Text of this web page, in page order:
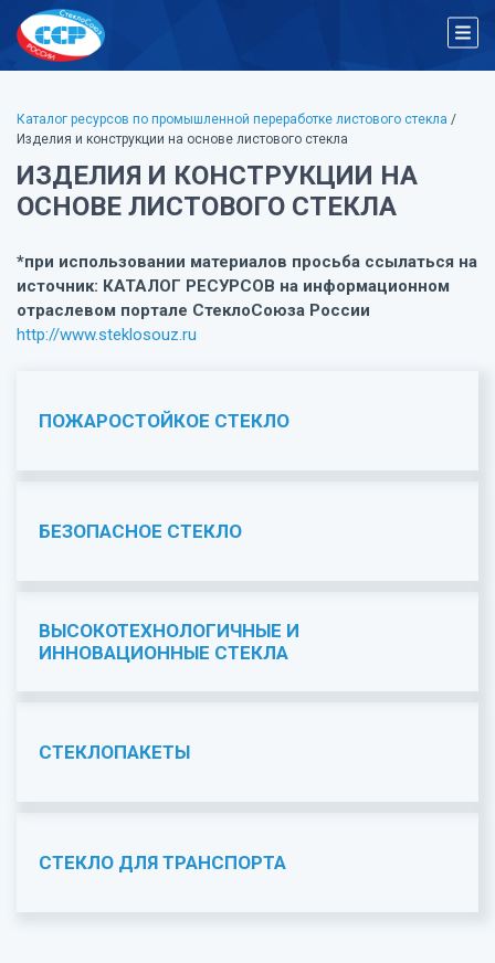
Каталог ресурсов по промышленной переработке листового стекла /
Изделия и конструкции на основе листового стекла
ИЗДЕЛИЯ И КОНСТРУКЦИИ НА
ОСНОВЕ ЛИСТОВОГО СТЕКЛА
*при использовании материалов просьба ссылаться на
источник: КАТАЛОГ РЕСУРСОВ на информационном
отраслевом портале СтеклоСоюза России
http://www.steklosouz.ru
ПОЖАРОСТОЙКОЕ СТЕКЛО
БЕЗОПАСНОЕ СТЕКЛО
ВЫСОКОТЕХНОЛОГИЧНЫЕ И
ИННОВАЦИОННЫЕ СТЕКЛА
СТЕКЛОПАКЕТЫ
СТЕКЛО ДЛЯ ТРАНСПОРТА